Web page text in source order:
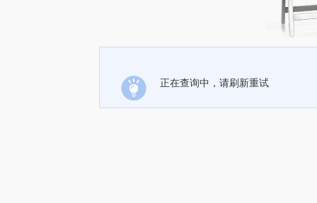
正在查询中，请刷新重试